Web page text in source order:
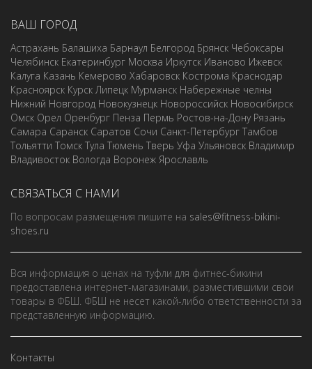
ВАШ ГОРОД
Астрахань Балашиха Барнаул Белгород Брянск Чебоксары
Челябинск Екатеринбург Москва Иркутск Иваново Ижевск
Калуга Казань Кемерово Хабаровск Кострома Краснодар
Красноярск Курск Липецк Мурманск Набережные челны
Нижний Новгород Новокузнецк Новороссийск Новосибирск
Омск Орел Оренбург Пенза Пермь Ростов-на-Дону Рязань
Самара Саранск Саратов Сочи Санкт-Петербург Тамбов
Тольятти Томск Тула Тюмень Тверь Уфа Ульяновск Владимир
Владивосток Вологда Воронеж Ярославль
СВЯЗАТЬСЯ С НАМИ
По вопросам размещения пишите на sales@fitness-bikini-
shoes.ru
Вся информация о ценах на туфли для фитнес-бикини
предоставлена интернет-магазинами, разместившими свои
товары в ФБШ. ФБШ не несет какой-либо ответственности за
представленную информацию.
Контакты